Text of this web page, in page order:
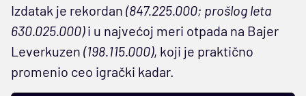
Izdatak je rekordan (847.225.000; prošlog leta
630.025.000)i u najvećoj meri otpada na Bajer
Leverkuzen (198.115.000), koji je praktično
promenio ceo igrački kadar.